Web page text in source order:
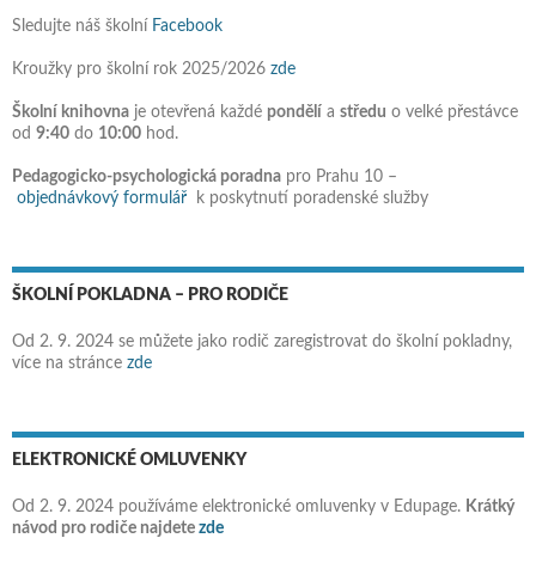
Sledujte náš školní Facebook
Kroužky pro školní rok 2025/2026 zde
Školní knihovna je otevřená každé pondělí a středu o velké přestávce
od 9:40 do 10:00 hod.
Pedagogicko-psychologická poradna pro Prahu 10 –
objednávkový formulář k poskytnutí poradenské služby
ŠKOLNÍ POKLADNA – PRO RODIČE
Od 2. 9. 2024 se můžete jako rodič zaregistrovat do školní pokladny,
více na stránce zde
ELEKTRONICKÉ OMLUVENKY
Od 2. 9. 2024 používáme elektronické omluvenky v Edupage. Krátký
návod pro rodiče najdete zde